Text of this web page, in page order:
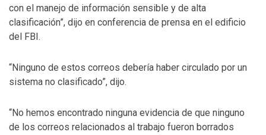
con el manejo de información sensible y de alta
clasificación”, dijo en conferencia de prensa en el edificio
del FBI.
“Ninguno de estos correos debería haber circulado por un
sistema no clasificado”, dijo.
“No hemos encontrado ninguna evidencia de que ninguno
de los correos relacionados al trabajo fueron borrados